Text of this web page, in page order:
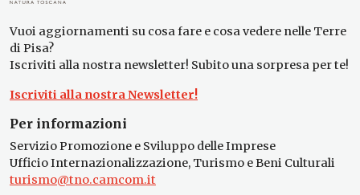
Vuoi aggiornamenti su cosa fare e cosa vedere nelle Terre
di Pisa?
Iscriviti alla nostra newsletter! Subito una sorpresa per te!
Iscriviti alla nostra Newsletter!
Per informazioni
Servizio Promozione e Sviluppo delle Imprese
Ufficio Internazionalizzazione, Turismo e Beni Culturali
turismo@tno.camcom.it